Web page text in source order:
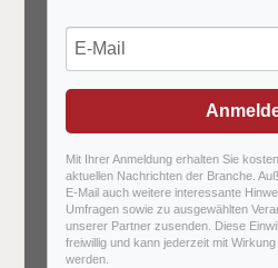
Mit Ihrer Anmeldung erhalten Sie
aktuellen Nachrichten der Branche.
E-Mail auch weitere interessante
Umfragen sowie zu ausgewählten
unserer Partner zusenden. Diese
freiwillig und kann jederzeit mit
werden.